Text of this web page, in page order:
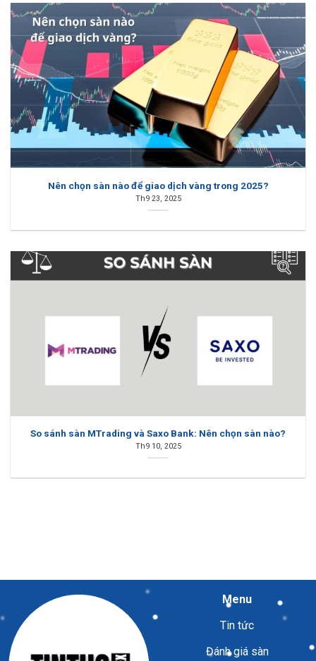
Nên chọn sàn nào để giao dịch vàng trong 2025?
Th9 23, 2025
So sánh sàn MTrading và Saxo Bank: Nên chọn sàn nào?
Th9 10, 2025
Menu
Tin tức
Đánh giá sàn